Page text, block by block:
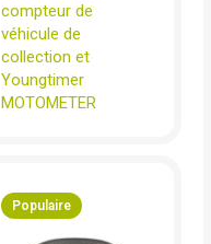
compteur de
véhicule de
collection et
Youngtimer
MOTOMETER
Populaire